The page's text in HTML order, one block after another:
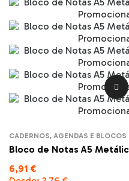

CADERNOS, AGENDAS E BLOCOS
Bloco de Notas A5
6,91 €